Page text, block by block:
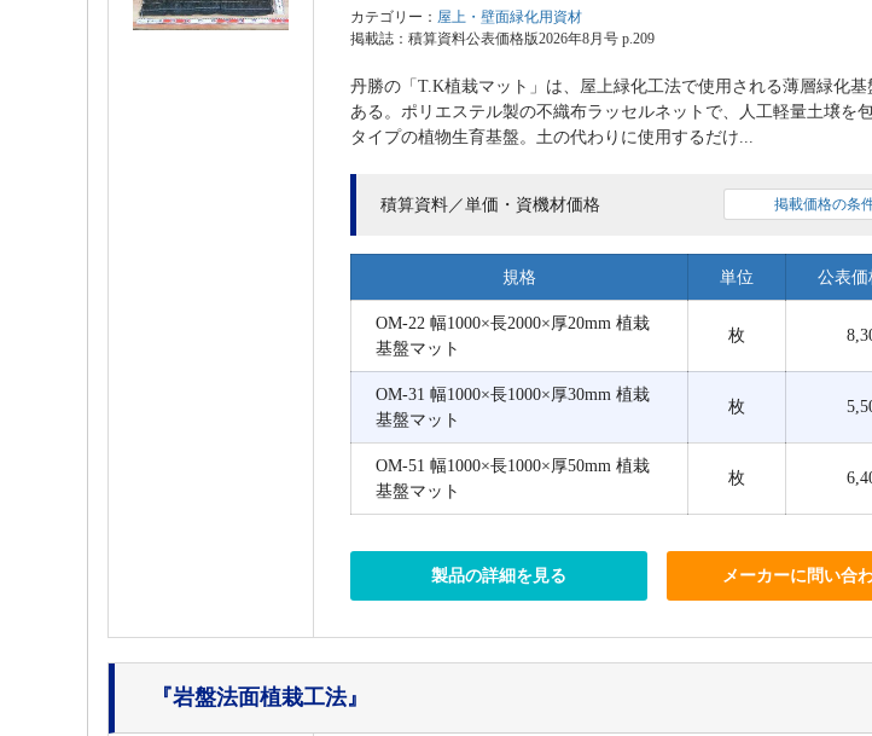
カテゴリー： 屋上・壁面緑化用資材
掲載誌：積算資料公表価格版2026年8月号 p.209
丹勝の「T.K植栽マット」は、屋上緑化工法で使用される薄層緑化基
ある。ポリエステル製の不織布ラッセルネットで、人工軽量土壌を
タイプの植物生育基盤。土の代わりに使用するだけ...
積算資料／単価・資機材価格 掲載価格の条
規格 単位 公表価
OM-22 幅1000×長2000×厚20mm 植栽
基盤マット
枚
OM-31 幅1000×長1000×厚30mm 植栽
基盤マット
枚
OM-51 幅1000×長1000×厚50mm 植栽
基盤マット
枚
製品の詳細を見る メーカーに問い合
『岩盤法面植栽工法』